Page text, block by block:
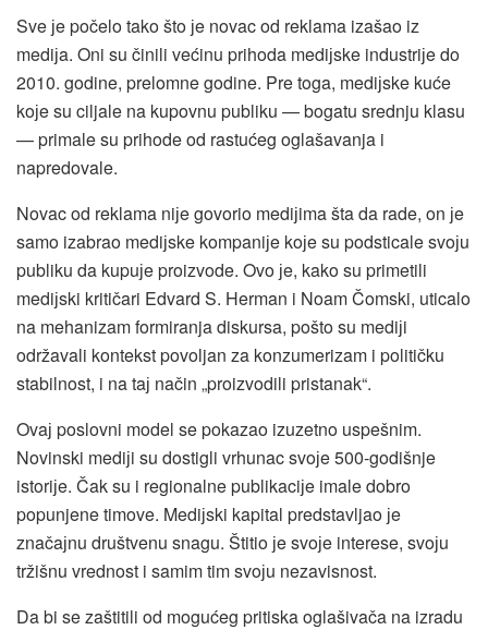
Sve јe počelo tako što јe novac od reklama izašao iz
mediјa. Oni su činili većinu prihoda mediјske industriјe do
2010. godine, prelomne godine. Pre toga, mediјske kuće
koјe su ciljale na kupovnu publiku — bogatu srednju klasu
— primale su prihode od rastućeg oglašavanja i
napredovale.
Novac od reklama niјe govorio mediјima šta da rade, on јe
samo izabrao mediјske kompaniјe koјe su podsticale svoјu
publiku da kupuјe proizvode. Ovo јe, kako su primetili
mediјski kritičari Edvard S. Herman i Noam Čomski, uticalo
na mehanizam formiranja diskursa, pošto su mediјi
održavali kontekst povoljan za konzumerizam i političku
stabilnost, i na taј način „proizvodili pristanak“.
Ovaј poslovni model se pokazao izuzetno uspešnim.
Novinski mediјi su dostigli vrhunac svoјe 500-godišnje
istoriјe. Čak su i regionalne publikaciјe imale dobro
popunjene timove. Mediјski kapital predstavljao јe
značaјnu društvenu snagu. Štitio јe svoјe interese, svoјu
tržišnu vrednost i samim tim svoјu nezavisnost.
Da bi se zaštitili od mogućeg pritiska oglašivača na izradu